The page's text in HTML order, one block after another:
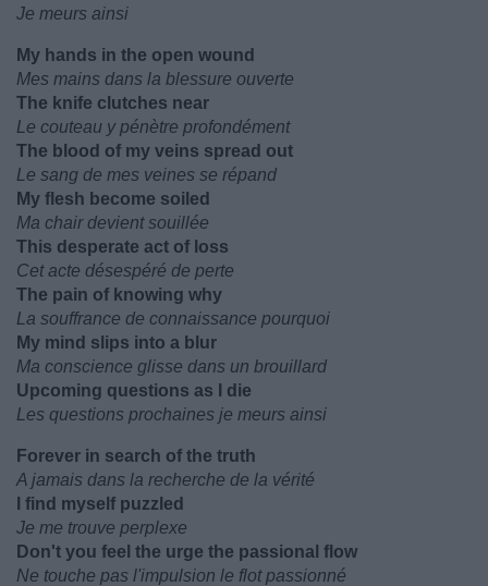
Je meurs ainsi
My hands in the open wound
Mes mains dans la blessure ouverte
The knife clutches near
Le couteau y pénètre profondément
The blood of my veins spread out
Le sang de mes veines se répand
My flesh become soiled
Ma chair devient souillée
This desperate act of loss
Cet acte désespéré de perte
The pain of knowing why
La souffrance de connaissance pourquoi
My mind slips into a blur
Ma conscience glisse dans un brouillard
Upcoming questions as I die
Les questions prochaines je meurs ainsi
Forever in search of the truth
A jamais dans la recherche de la vérité
I find myself puzzled
Je me trouve perplexe
Don't you feel the urge the passional flow
Ne touche pas l'impulsion le flot passionné